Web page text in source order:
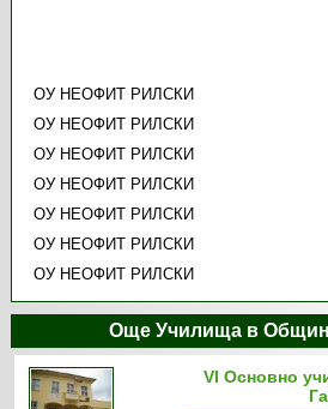
ОУ НЕОФИТ РИЛСКИ
ОУ НЕОФИТ РИЛСКИ
ОУ НЕОФИТ РИЛСКИ
ОУ НЕОФИТ РИЛСКИ
ОУ НЕОФИТ РИЛСКИ
ОУ НЕОФИТ РИЛСКИ
ОУ НЕОФИТ РИЛСКИ
Още Училища в
VI Основно